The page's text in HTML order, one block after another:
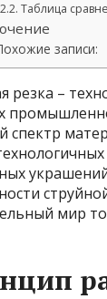
Таблица
записи:
резка –
спектр
мир